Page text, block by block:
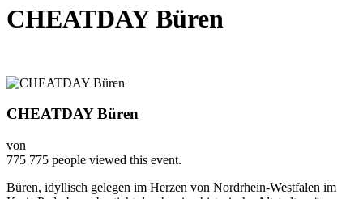
CHEATDAY Büren
CHEATDAY Büren
von
775 775 people viewed this event.
Büren, idyllisch gelegen im Herzen von Nordrhein-Westfalen im